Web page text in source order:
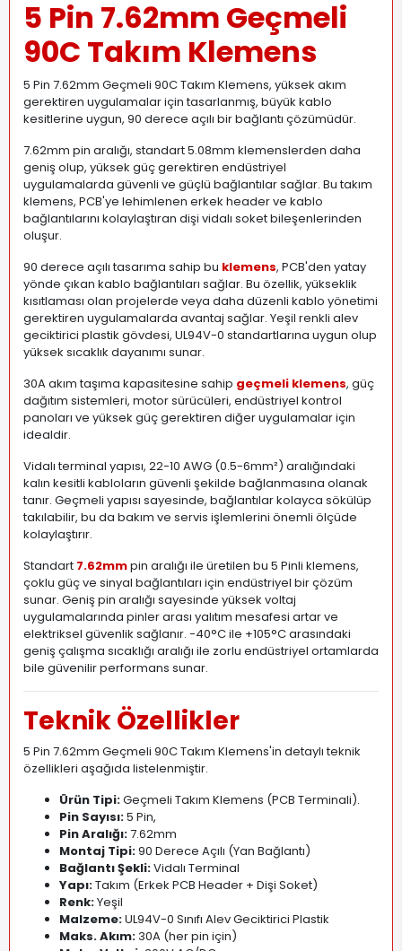
5 Pin 7.62mm Geçmeli
90C Takım Klemens
5 Pin 7.62mm Geçmeli 90C Takım Klemens, yüksek akım
gerektiren uygulamalar için tasarlanmış, büyük kablo
kesitlerine uygun, 90 derece açılı bir bağlantı çözümüdür.
7.62mm pin aralığı, standart 5.08mm klemenslerden daha
geniş olup, yüksek güç gerektiren endüstriyel
uygulamalarda güvenli ve güçlü bağlantılar sağlar. Bu takım
klemens, PCB'ye lehimlenen erkek header ve kablo
bağlantılarını kolaylaştıran dişi vidalı soket bileşenlerinden
oluşur.
90 derece açılı tasarıma sahip bu klemens, PCB'den yatay
yönde çıkan kablo bağlantıları sağlar. Bu özellik, yükseklik
kısıtlaması olan projelerde veya daha düzenli kablo yönetimi
gerektiren uygulamalarda avantaj sağlar. Yeşil renkli alev
geciktirici plastik gövdesi, UL94V-0 standartlarına uygun olup
yüksek sıcaklık dayanımı sunar.
30A akım taşıma kapasitesine sahip geçmeli klemens, güç
dağıtım sistemleri, motor sürücüleri, endüstriyel kontrol
panoları ve yüksek güç gerektiren diğer uygulamalar için
idealdir.
Vidalı terminal yapısı, 22-10 AWG (0.5-6mm²) aralığındaki
kalın kesitli kabloların güvenli şekilde bağlanmasına olanak
tanır. Geçmeli yapısı sayesinde, bağlantılar kolayca sökülüp
takılabilir, bu da bakım ve servis işlemlerini önemli ölçüde
kolaylaştırır.
Standart 7.62mmpin aralığı ile üretilen bu 5 Pinli klemens,
çoklu güç ve sinyal bağlantıları için endüstriyel bir çözüm
sunar. Geniş pin aralığı sayesinde yüksek voltaj
uygulamalarında pinler arası yalıtım mesafesi artar ve
elektriksel güvenlik sağlanır. -40°C ile +105°C arasındaki
geniş çalışma sıcaklığı aralığı ile zorlu endüstriyel ortamlarda
bile güvenilir performans sunar.
Teknik Özellikler
5 Pin 7.62mm Geçmeli 90C Takım Klemens'in detaylı teknik
özellikleri aşağıda listelenmiştir.
Ürün Tipi:Geçmeli Takım Klemens (PCB Terminali).
Pin Sayısı:5 Pin,
Pin Aralığı:7.62mm
Montaj Tipi:90 Derece Açılı (Yan Bağlantı)
Bağlantı Şekli:Vidalı Terminal
Yapı:Takım (Erkek PCB Header + Dişi Soket)
Renk:Yeşil
Malzeme:UL94V-0 Sınıfı Alev Geciktirici Plastik
Maks. Akım:30A (her pin için)